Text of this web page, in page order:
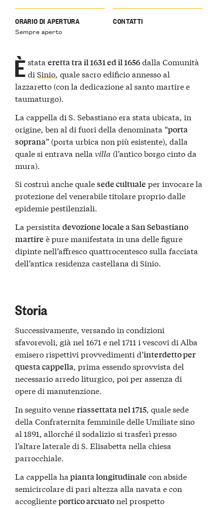
ORARIO DI APERTURA
Sempre aperto
CONTATTI
È stataeretta tra il 1631 ed il 1656dalla Comunità
diSinio, quale sacro edificio annesso al
lazzaretto (con la dedicazione al santo martire e
taumaturgo).
La cappella di S. Sebastiano era stata ubicata, in
origine, ben al di fuori della denominata “porta
soprana” (porta urbica non più esistente), dalla
quale si entrava nellavilla (l’antico borgo cinto da
mura).
Si costruì anche qualesede cultuale per invocare la
protezione del venerabile titolare proprio dalle
epidemie pestilenziali.
La persistitadevozione locale a San Sebastiano
martire è pure manifestata in una delle figure
dipinte nell’affresco quattrocentesco sulla facciata
dell’antica residenza castellana di Sinio.
Storia
Successivamente, versando in condizioni
sfavorevoli, già nel 1671 e nel 1711 i vescovi di Alba
emisero rispettivi provvedimenti d’interdetto per
questa cappella, prima essendo sprovvista del
necessario arredo liturgico, poi per assenza di
opere di manutenzione.
In seguito venneriassettata nel 1715, quale sede
della Confraternita femminile delle Umiliate sino
al 1891, allorché il sodalizio si trasferì presso
l’altare laterale di S. Elisabetta nella chiesa
parrocchiale.
La cappella ha pianta longitudinale con abside
semicircolare di pari altezza alla navata e con
accoglienteportico arcuatonel prospetto